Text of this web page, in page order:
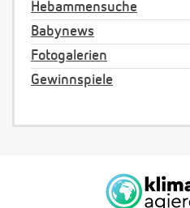
Hebammensuche
Babynews
Fotogalerien
Gewinnspiele